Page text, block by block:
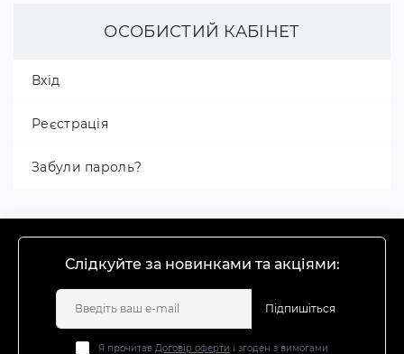
ОСОБИСТИЙ КАБІНЕТ
Вхід
Реєстрація
Забули пароль?
Слідкуйте за новинками та акціями:
Підпишіться
Я прочитав Договір оферти і згоден з вимогами